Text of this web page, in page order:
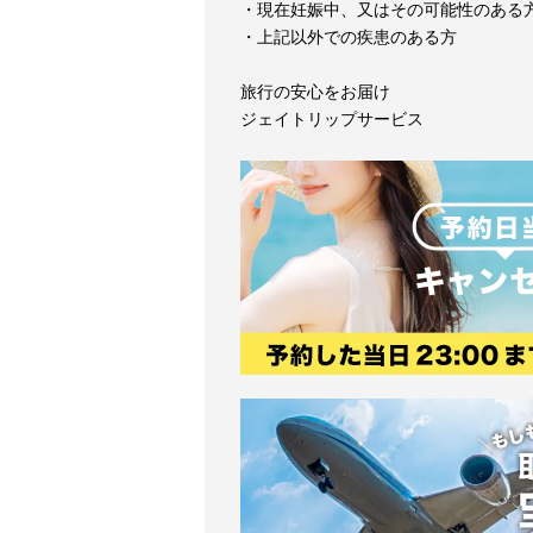
・現在妊娠中、又はその可能性のある
・上記以外での疾患のある方
旅行の安心をお届け
ジェイトリップサービス